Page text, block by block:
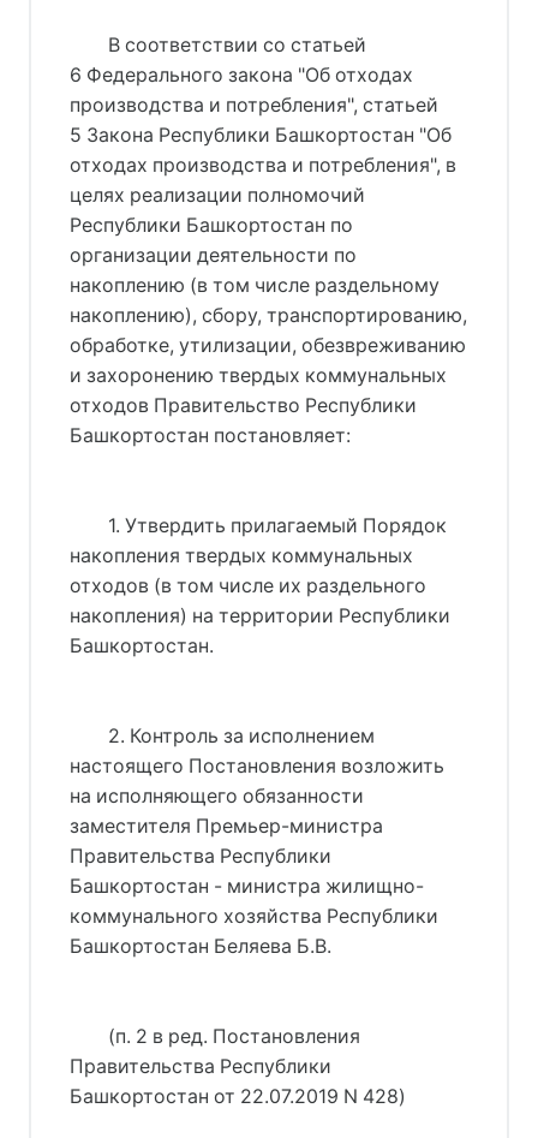
В соответствии со статьей
6 Федерального закона "Об отходах
производства и потребления", статьей
5 Закона Республики Башкортостан "Об
отходах производства и потребления", в
целях реализации полномочий
Республики Башкортостан по
организации деятельности по
накоплению (в том числе раздельному
накоплению), сбору, транспортированию,
обработке, утилизации, обезвреживанию
и захоронению твердых коммунальных
отходов Правительство Республики
Башкортостан постановляет:
1. Утвердить прилагаемый Порядок
накопления твердых коммунальных
отходов (в том числе их раздельного
накопления) на территории Республики
Башкортостан.
2. Контроль за исполнением
настоящего Постановления возложить
на исполняющего обязанности
заместителя Премьер-министра
Правительства Республики
Башкортостан - министра жилищно-
коммунального хозяйства Республики
Башкортостан Беляева Б.В.
(п. 2 в ред. Постановления
Правительства Республики
Башкортостан от 22.07.2019 N 428)